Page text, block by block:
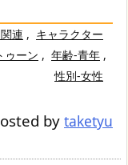
連 , キャラクター
ゥーン , 年齢-青年 ,
性別-女性
by taketyu